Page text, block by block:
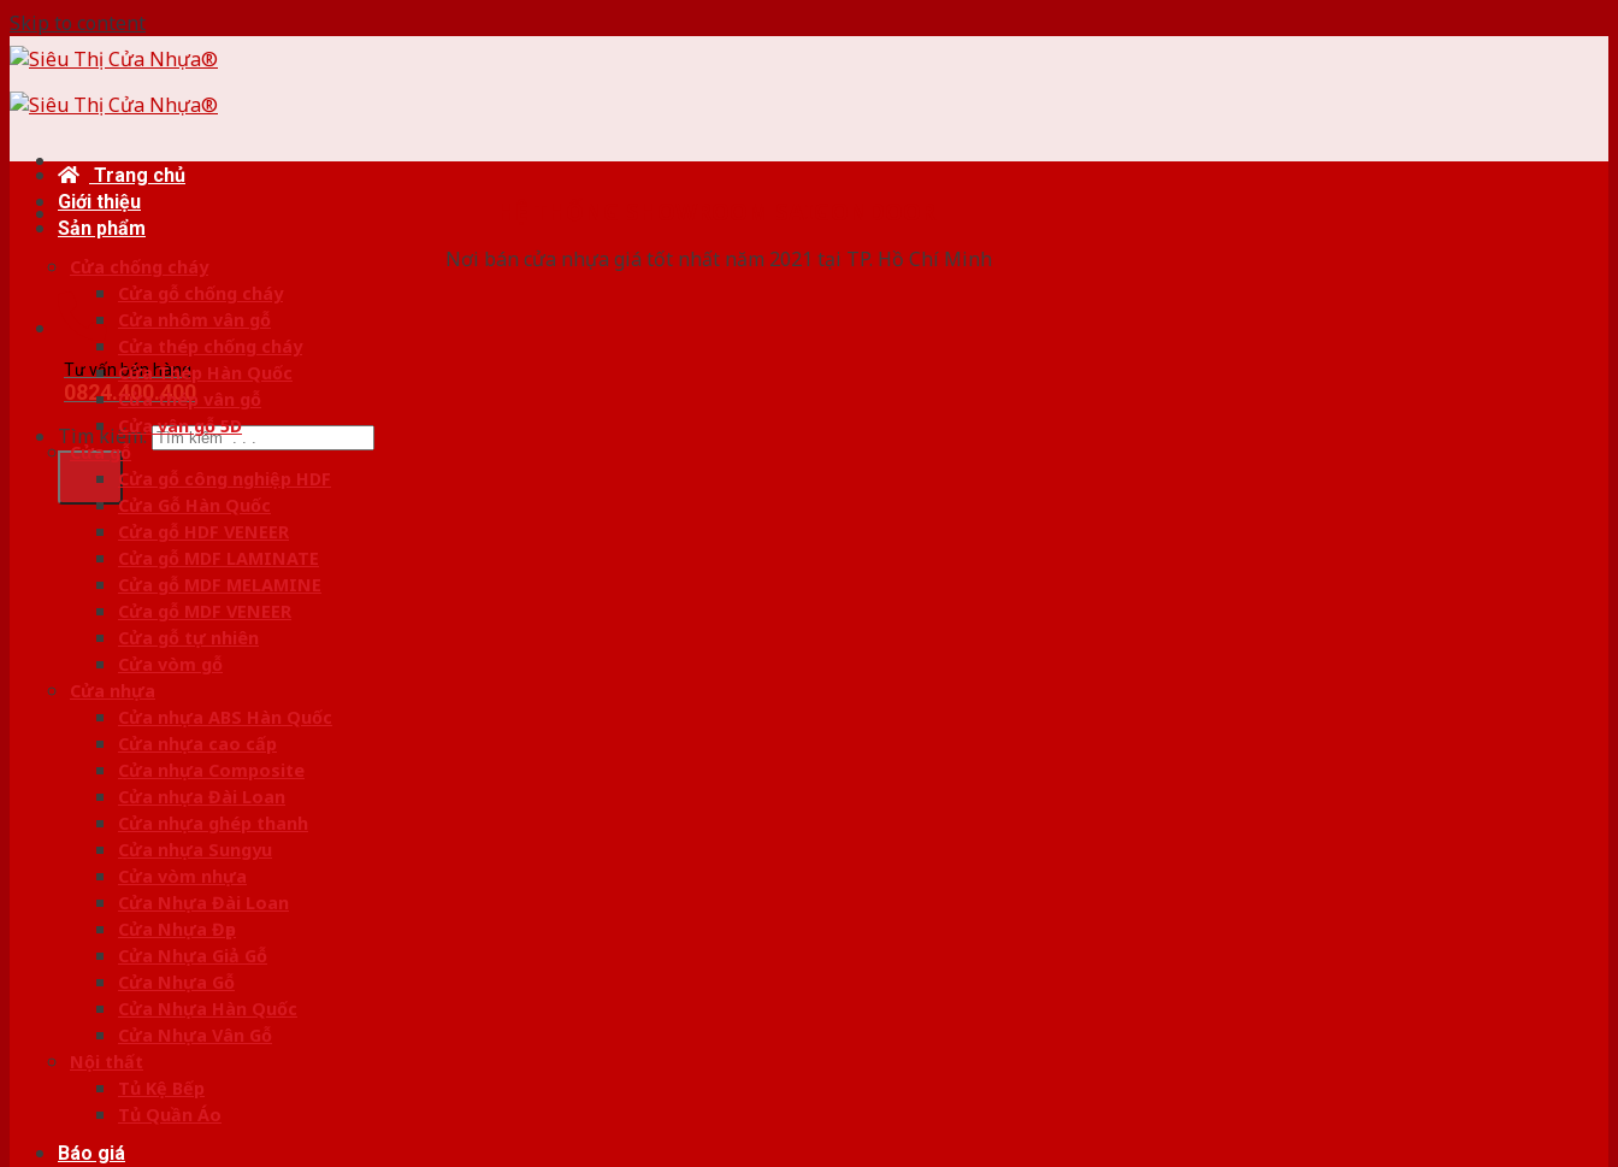
Skip to content
Nơi bán cửa nhựa giá tốt nhất năm 2021 tại TP. Hồ Chí Minh
Tư vấn bán hàng
0824.400.400
Tìm kiếm:
Trang chủ
Giới thiệu
Sản phẩm
Cửa chống cháy
Cửa gỗ chống cháy
Cửa nhôm vân gỗ
Cửa thép chống cháy
Cửa Thép Hàn Quốc
Cửa thép vân gỗ
Cửa vân gỗ 5D
Cửa gỗ
Cửa gỗ công nghiệp HDF
Cửa Gỗ Hàn Quốc
Cửa gỗ HDF VENEER
Cửa gỗ MDF LAMINATE
Cửa gỗ MDF MELAMINE
Cửa gỗ MDF VENEER
Cửa gỗ tự nhiên
Cửa vòm gỗ
Cửa nhựa
Cửa nhựa ABS Hàn Quốc
Cửa nhựa cao cấp
Cửa nhựa Composite
Cửa nhựa Đài Loan
Cửa nhựa ghép thanh
Cửa nhựa Sungyu
Cửa vòm nhựa
Cửa Nhựa Đài Loan
Cửa Nhựa Đẹp
Cửa Nhựa Giả Gỗ
Cửa Nhựa Gỗ
Cửa Nhựa Hàn Quốc
Cửa Nhựa Vân Gỗ
Nội thất
Tủ Kệ Bếp
Tủ Quần Áo
Báo giá